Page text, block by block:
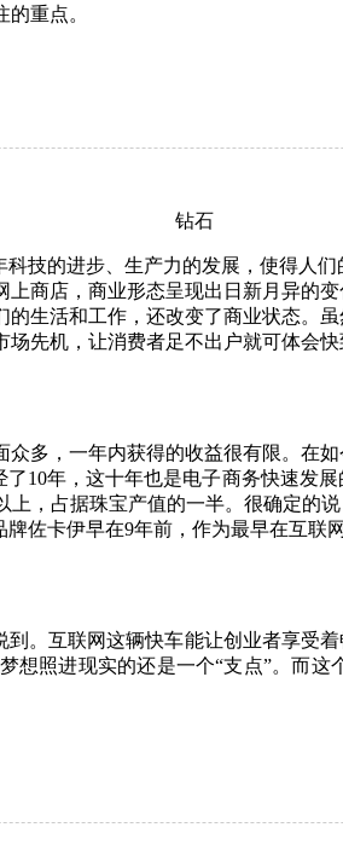
重点。
钻石
技的进步、生产力的发展，使得人
商店，商业形态呈现出日新月异的
生活和工作，还改变了商业状态。
先机，让消费者足不出户就可体会
，一年内获得的收益很有限。在如
10年，这十年也是电子商务快速发
，占据珠宝产值的一半。很确定的
佐卡伊早在9年前，作为最早在互
互联网这辆快车能让创业者享受
照进现实的还是一个“支点”。而